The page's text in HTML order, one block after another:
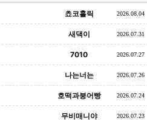
쵸코홀릭 2026.08.04
새댁이 2026.07.31
7010 2026.07.27
나는너는 2026.07.26
호떡과붕어빵 2026.07.24
무비매니야 2026.07.23